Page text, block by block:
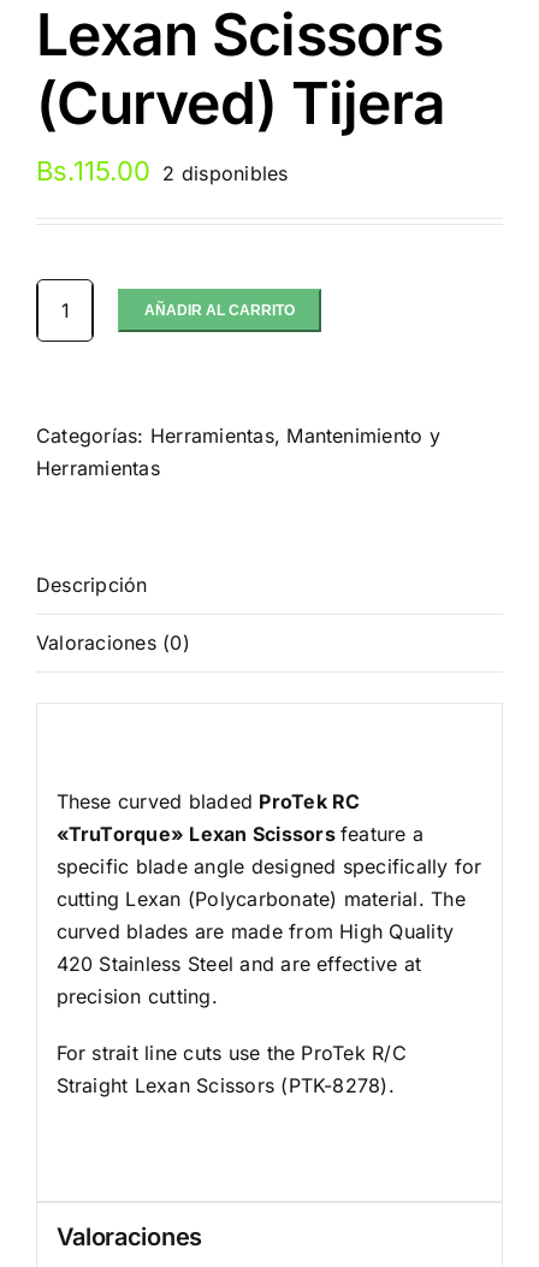
Lexan Scissors
(Curved) Tijera
Bs.115.00 2 disponibles
ProTek
Lexan
Scissors
AÑADIR AL CARRITO
Categorías: Herramientas, Mantenimiento y
Herramientas
Descripción
Valoraciones (0)
These curved bladed ProTek RC
«TruTorque» Lexan Scissors feature a
specific blade angle designed specifically for
cutting Lexan (Polycarbonate) material. The
curved blades are made from High Quality
420 Stainless Steel and are effective at
precision cutting.
For strait line cuts use the ProTek R/C
Straight Lexan Scissors (PTK-8278).
Valoraciones